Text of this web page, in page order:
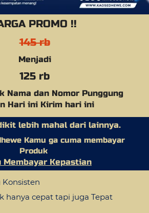
PROMO !!
145 rb
Menjadi
125 rb
Nama dan Nomor Punggung
Hari ini Kirim hari ini
lebih mahal dari lainnya.
Kamu ga cuma membayar
Produk
Membayar Kepastian
hanya cepat tapi juga Tepat